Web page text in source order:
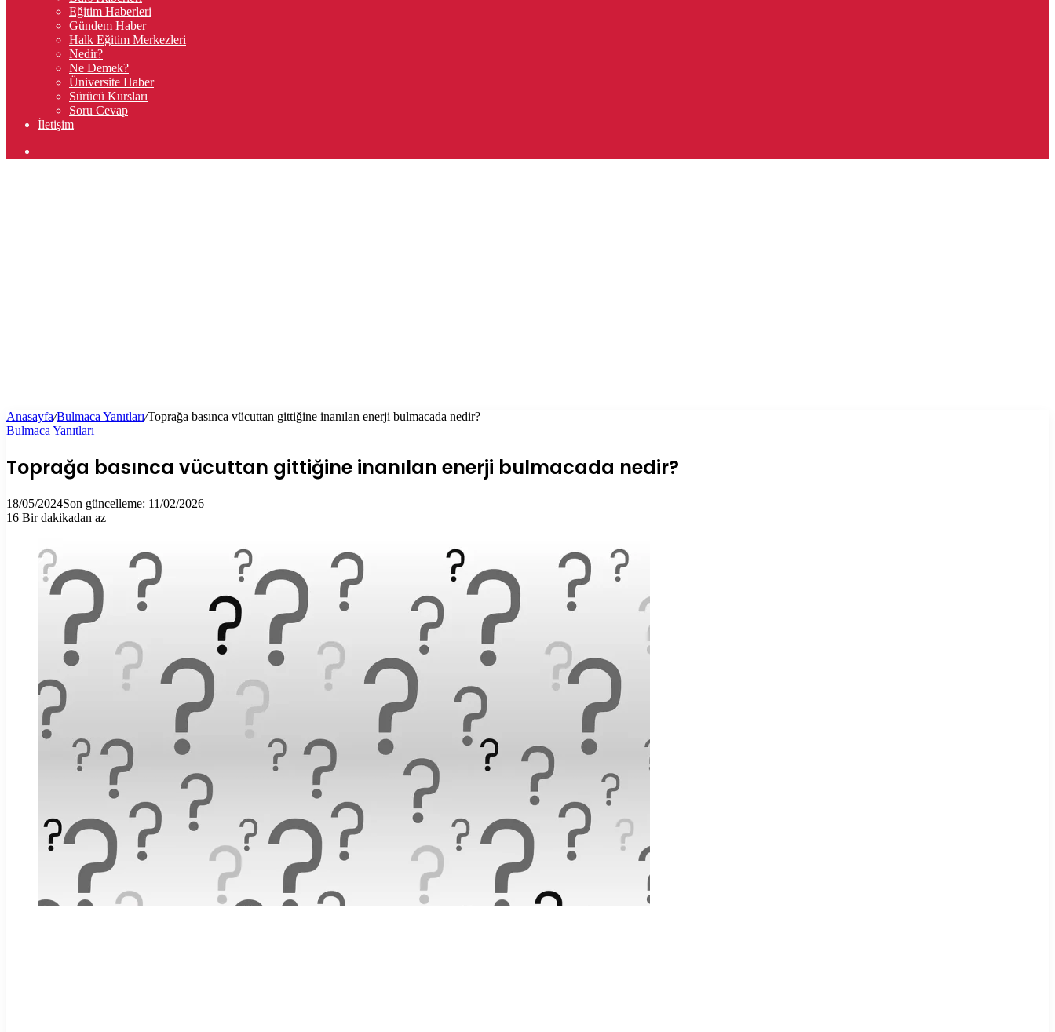
Eğitim Haberleri
Gündem Haber
Halk Eğitim Merkezleri
Nedir?
Ne Demek?
Üniversite Haber
Sürücü Kursları
Soru Cevap
İletişim
Anasayfa/Bulmaca Yanıtları/Toprağa basınca vücuttan gittiğine inanılan enerji bulmacada nedir?
Bulmaca Yanıtları
Toprağa basınca vücuttan gittiğine inanılan enerji bulmacada nedir?
18/05/2024Son güncelleme: 11/02/2026
16 Bir dakikadan az